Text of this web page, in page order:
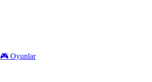
🎮 Oyunlar